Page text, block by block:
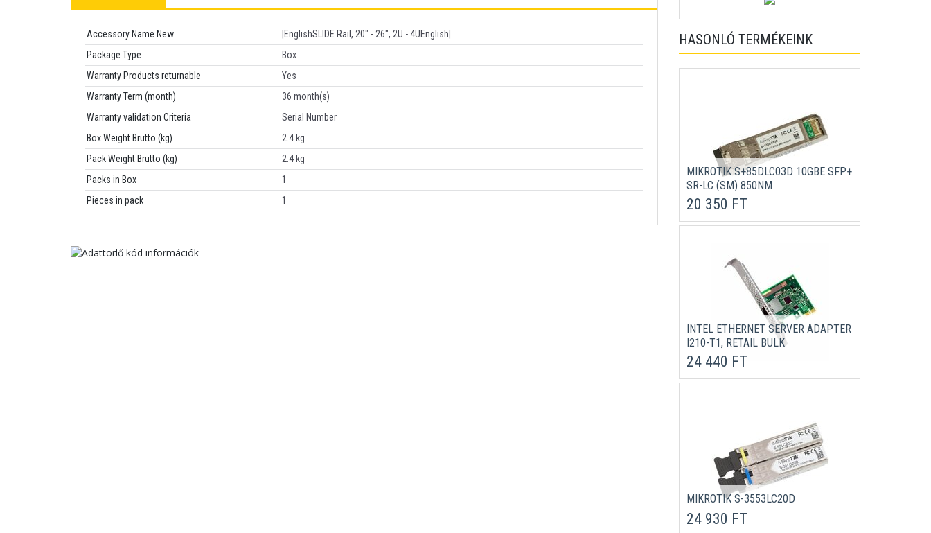
Accessory Name New
|EnglishSLIDE Rail, 20" - 26", 2U - 4UEnglish|
Package Type
Box
Warranty Products returnable
Yes
Warranty Term (month)
36 month(s)
Warranty validation Criteria
Serial Number
Box Weight Brutto (kg)
2.4 kg
Pack Weight Brutto (kg)
2.4 kg
Packs in Box
1
Pieces in pack
1
HASONLÓ TERMÉKEINK
MIKROTIK S+85DLC03D 10GBE SFP+
SR-LC (SM) 850NM
20 350 FT
INTEL ETHERNET SERVER ADAPTER
I210-T1, RETAIL BULK
24 440 FT
MIKROTIK S-3553LC20D
24 930 FT